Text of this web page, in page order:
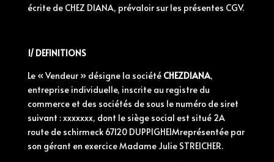
écrite de CHEZ DIANA, prévaloir sur les présentes CGV.
1/ DEFINITIONS
Le « Vendeur » désigne la société CHEZDIANA,
entreprise individuelle, inscrite au registre du
commerce et des sociétés de sous le numéro de siret
suivant : xxxxxxx, dont le siège social est situé 2A
route de schirmeck 67120 DUPPIGHEIMreprésentée par
son gérant en exercice Madame Julie STREICHER.